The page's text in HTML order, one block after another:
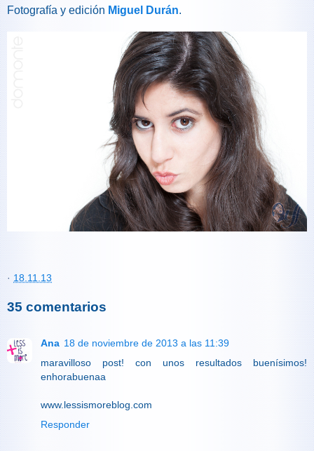
Fotografía y edición Miguel Durán.
· 18.11.13
35 comentarios
Ana 18 de noviembre de 2013 a las 11:39
maravilloso post! con unos resultados buenísimos!
enhorabuenaa
www.lessismoreblog.com
Responder